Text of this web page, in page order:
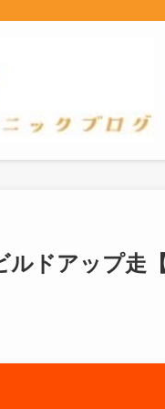
ルドアップ走